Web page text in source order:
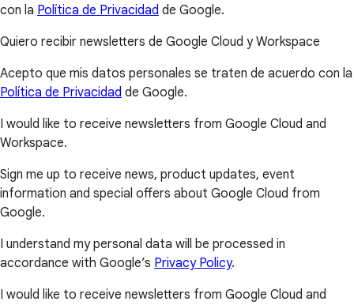
con la Política de Privacidad de Google.
Quiero recibir newsletters de Google Cloud y Workspace
Acepto que mis datos personales se traten de acuerdo con la
Política de Privacidad de Google.
I would like to receive newsletters from Google Cloud and
Workspace.
Sign me up to receive news, product updates, event
information and special offers about Google Cloud from
Google.
I understand my personal data will be processed in
accordance with Google’s Privacy Policy.
I would like to receive newsletters from Google Cloud and